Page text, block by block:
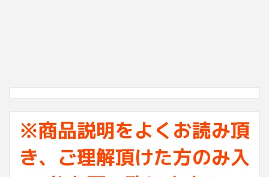
※商品説明をよくお読み頂
き、ご理解頂けた方のみ入